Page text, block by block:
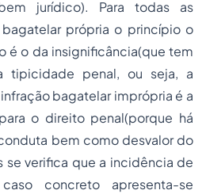
jurídico). Para todas as
própria o princípio o
é o da insignificância(que tem
penal, ou seja, a
bagatelar imprópria é a
o direito penal(porque há
bem como desvalor do
se verifica que a incidência de
concreto apresenta-se